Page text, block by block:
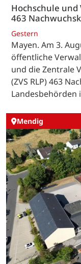
Hochschule
463
Gestern
Mayen. Am 3.
öffentliche
und die Zentrale
(ZVS RLP) 463
Landesbehörden
Mendig